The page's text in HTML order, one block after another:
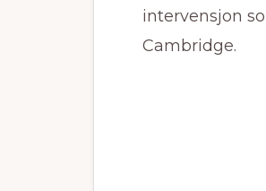
intervensjon
Cambridge.